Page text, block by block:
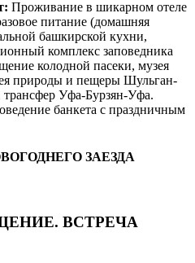
Проживание в шикарном отеле
питание (домашняя
башкирской кухни,
комплекс заповедника
колодной пасеки, музея
природы и пещеры Шульган-
трансфер Уфа-Бурзян-Уфа.
банкета с праздничным
ЗАЕЗДА
ВСТРЕЧА